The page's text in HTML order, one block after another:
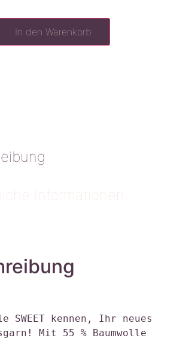
In den Warenkorb
Informationen
SWEET kennen, Ihr neues
Mit 55 % Baumwolle